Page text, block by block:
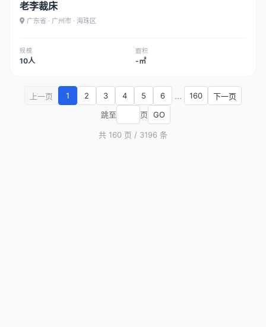
老李裁床
广东省 · 广州市 · 海珠区
规模
10人
面积
-㎡
上一页 1 2 3 4 5 6 ... 160
下一页
跳至
页 GO
共 160 页 / 3196 条